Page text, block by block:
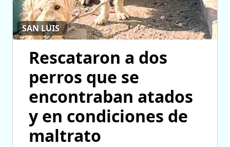
SAN LUIS
Rescataron a dos
perros que se
encontraban atados
y en condiciones de
maltrato